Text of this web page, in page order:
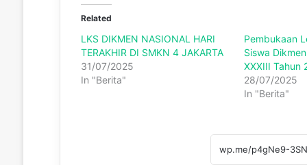
Related
LKS DIKMEN NASIONAL HARI
TERAKHIR DI SMKN 4 JAKARTA
31/07/2025
In "Berita"
Pembukaan
Siswa
XXXIII Tahun
28/07/2025
In "Berita"